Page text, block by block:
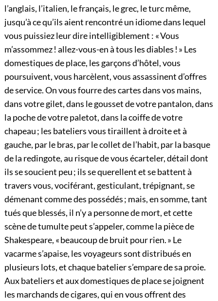
l’anglais, l’italien, le français, le grec, le turc même,
jusqu’à ce qu’ils aient rencontré un idiome dans lequel
vous puissiez leur dire intelligiblement : « Vous
m’assommez ! allez-vous-en à tous les diables ! » Les
domestiques de place, les garçons d’hôtel, vous
poursuivent, vous harcèlent, vous assassinent d’offres
de service. On vous fourre des cartes dans vos mains,
dans votre gilet, dans le gousset de votre pantalon, dans
la poche de votre paletot, dans la coiffe de votre
chapeau ; les bateliers vous tiraillent à droite et à
gauche, par le bras, par le collet de l’habit, par la basque
de la redingote, au risque de vous écarteler, détail dont
ils se soucient peu ; ils se querellent et se battent à
travers vous, vociférant, gesticulant, trépignant, se
démenant comme des possédés ; mais, en somme, tant
tués que blessés, il n’y a personne de mort, et cette
scène de tumulte peut s’appeler, comme la pièce de
Shakespeare, « beaucoup de bruit pour rien. » Le
vacarme s’apaise, les voyageurs sont distribués en
plusieurs lots, et chaque batelier s’empare de sa proie.
Aux bateliers et aux domestiques de place se joignent
les marchands de cigares, qui en vous offrent des